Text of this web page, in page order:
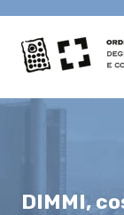
DIMMI,